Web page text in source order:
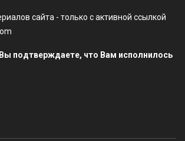
сайта - только с активной ссылкой
подтверждаете, что Вам исполнилось